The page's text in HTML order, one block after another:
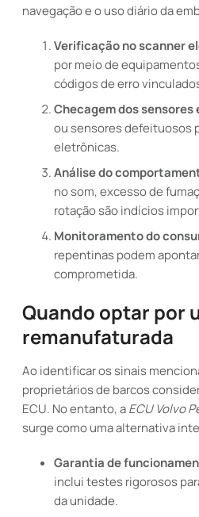
navegação e o uso diário da
Verificação no scanner
por meio de
códigos de erro
Checagem dos sensores
ou sensores defeituosos
eletrônicas.
Análise do
no som, excesso de
rotação são indícios
Monitoramento do
repentinas podem
comprometida.
Quando optar por
remanufaturada
Ao identificar os sinais
proprietários de barcos
ECU. No entanto, aECU Volvo
surge como uma alternativa
Garantia de
inclui testes rigorosos
da unidade.